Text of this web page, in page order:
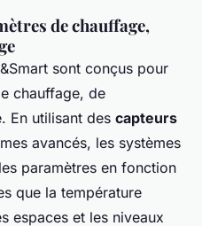
de chauffage,
sont conçus pour
chauffage, de
En utilisant des capteurs
avancés, les systèmes
paramètres en fonction
que la température
espaces et les niveaux